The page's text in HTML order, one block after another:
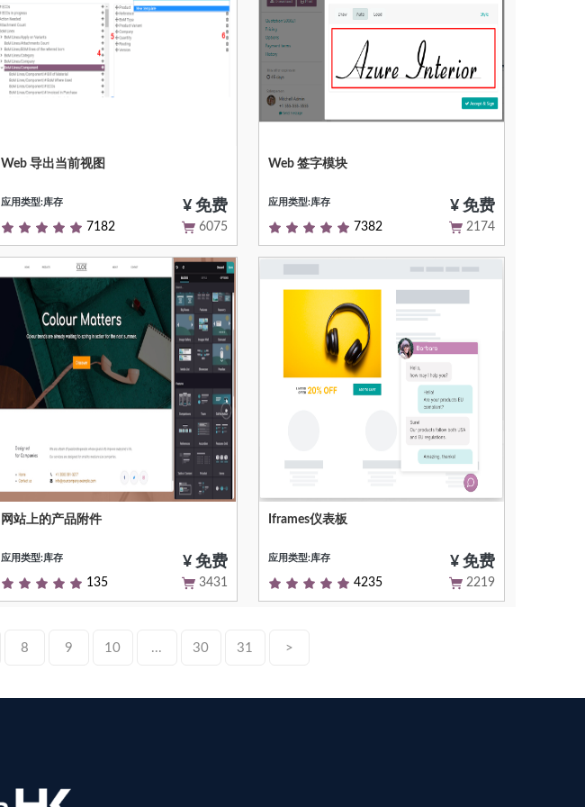
张开当前视图
Web 导出当前视图
应用类型:库存 ¥ 免费
7182 6075
在线完成签名信息获取
Web 签字模块
应用类型:库存 ¥ 免费
7382 2174
此模块允许客户下载文档 附加到产品从
网站上的产品附件
应用类型:库存 ¥ 免费
135 3431
使用添加外部iFrames的选项扩展Odoo虚
Iframes仪表板
应用类型:库存 ¥ 免费
4235 2219
8 9 10 ... 30 31 >